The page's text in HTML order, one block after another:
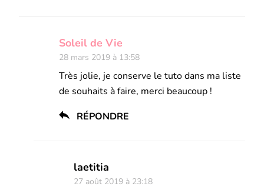
Soleil de Vie
28 mars 2019 à 13:58
Très jolie, je conserve le tuto dans ma liste
de souhaits à faire, merci beaucoup !
RÉPONDRE
laetitia
27 août 2019 à 23:18